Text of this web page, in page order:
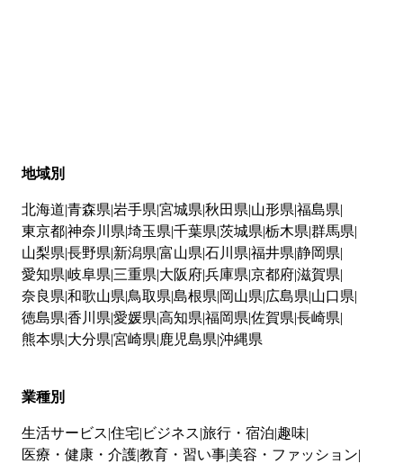
地域別
北海道 青森県 岩手県 宮城県 秋田県 山形県 福島県
東京都神奈川県 埼玉県 千葉県 茨城県 栃木県 群馬県
山梨県 長野県 新潟県 富山県 石川県 福井県 静岡県
愛知県 岐阜県 三重県 大阪府兵庫県 京都府滋賀県
奈良県 和歌山県 鳥取県 島根県 岡山県 広島県 山口県
徳島県 香川県 愛媛県 高知県 福岡県 佐賀県 長崎県
熊本県 大分県 宮崎県 鹿児島県 沖縄県
業種別
生活サービス 住宅 ビジネス 旅行・宿泊 趣味
医療・健康・介護教育・習い事 美容・ファッション